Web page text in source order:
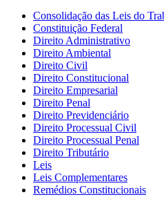
Consolidação das Leis do
Constituição Federal
Direito Administrativo
Direito Ambiental
Direito Civil
Direito Constitucional
Direito Empresarial
Direito Penal
Direito Previdenciário
Direito Processual Civil
Direito Processual Penal
Direito Tributário
Leis
Leis Complementares
Remédios Constitucionais